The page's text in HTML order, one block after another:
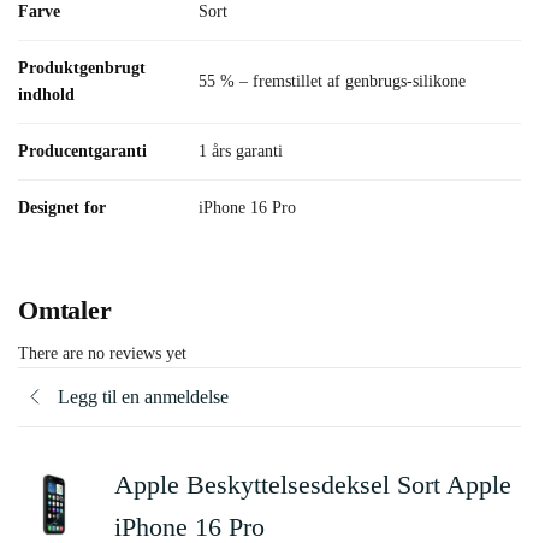
Farve Sort
Produktgenbrugt
indhold
55 % – fremstillet af genbrugs-silikone
Producentgaranti 1 års garanti
Designet for iPhone 16 Pro
Omtaler
There are no reviews yet
Legg til en anmeldelse
Apple Beskyttelsesdeksel Sort Apple
iPhone 16 Pro